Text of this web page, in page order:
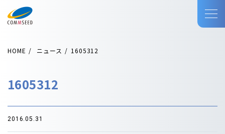
HOME ニュース 1605312
1605312
2016.05.31